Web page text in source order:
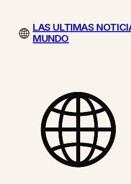
contenidoLAS ULTIMAS
MUNDO